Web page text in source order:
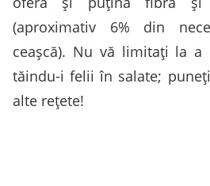
(aproximativ 6% din
ceaşcă). Nu vă limitaţi la a
tăindu-i felii în salate;
alte reţete!